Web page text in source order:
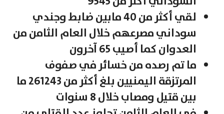
لقي أكثر من 40 مابين ضابط وجندي
سوداني مصرعهم خلال العام الثامن من
العدوان كما أصيب 65 آخرون
ما تم رصده من خسائر في صفوف
المرتزقة اليمنيين بلغ أكثر من 261243 ما
بين قتيل ومصاب خلال 8 سنوات